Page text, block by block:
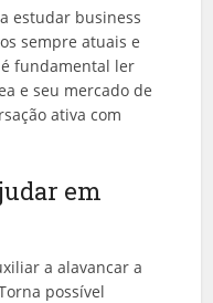
estudar business
sempre atuais e
é fundamental ler
e seu mercado de
ativa com
em
a alavancar a
possível